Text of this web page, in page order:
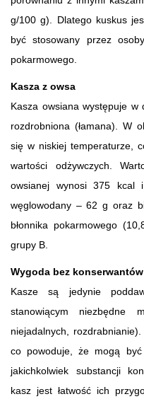
g/100 g). Dlatego kuskus
być stosowany przez
pokarmowego.
Kasza z owsa
Kasza owsiana występuje w
rozdrobniona (łamana). W
się w niskiej temperaturze,
wartości odżywczych.
owsianej wynosi 375 kcal
węglowodany – 62 g oraz
błonnika pokarmowego
grupy B.
Wygoda bez konserwantów
Kasze są jedynie
stanowiącym niezbędne
niejadalnych,
co powoduje, że mogą być
jakichkolwiek substancji
kasz jest łatwość ich